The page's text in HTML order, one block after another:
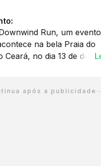
Run, um
na bela Praia do
Ceará, no dia 13 de
intermediários (7 km)
após a publicidade